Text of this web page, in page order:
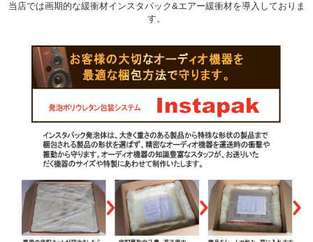
当店では画期的な緩衝材インスタパック&エアー緩衝材を導入しておりま
す。